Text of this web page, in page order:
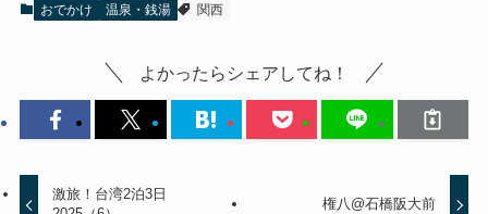
おでかけ 温泉・銭湯 関西
よかったらシェアしてね！
激旅！台湾2泊3日
権八@石橋阪大前